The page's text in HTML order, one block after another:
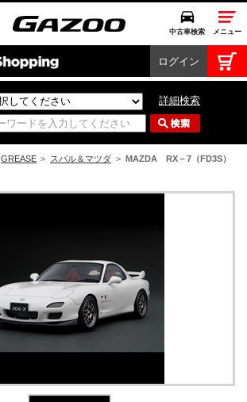
中古車検索 メニュー
クルマカタログ
ログイン
詳細検索
GREASE > スバル＆マツダ > MAZDA RX－7（FD3S）